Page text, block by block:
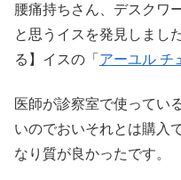
腰痛持ちさん、デスクワ
と思うイスを発見しまし
る】イスの「 アーユル チ
医師が診察室で使ってい
いのでおいそれとは購入
なり質が良かったです。